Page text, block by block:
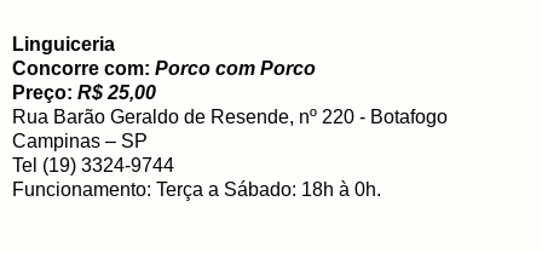
Linguiceria
Concorre com: Porco com Porco
Preço: R$ 25,00
Rua Barão Geraldo de Resende, nº 220 - Botafogo
Campinas – SP
Tel (19) 3324-9744
Funcionamento: Terça a Sábado: 18h à 0h.